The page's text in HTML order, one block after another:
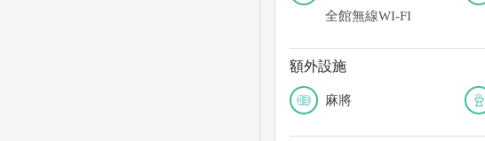
全館無線WI-FI
額外設施
麻將